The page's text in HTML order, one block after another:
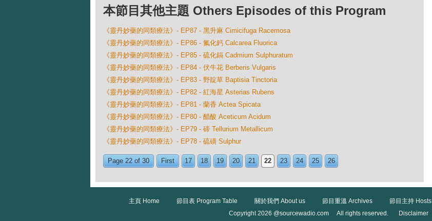
本節目其他主題 Others Episodes of this Program
《靈丹妙藥的同類療法》- EP87 - 黑升麻 Cimicifuga Racemosa
《靈丹妙藥的同類療法》- EP86 - 氟化鈣 Calcarea Fluorica
《靈丹妙藥的同類療法》- EP85 - 硫化鎘 Cadmium Sulphuratum
《靈丹妙藥的同類療法》- EP84 - 伏牛花 Berberis Vulgaris
《靈丹妙藥的同類療法》- EP83 - 野靛草 Baptisia Tinctoria
《靈丹妙藥的同類療法》- EP82 - 紅海星 Asterias Rubens
《靈丹妙藥的同類療法》- EP81 - 蘭香 Actea Spicata
《靈丹妙藥的同類療法》- EP80 - 醋酸 Aceticum Acidum
《靈丹妙藥的同類療法》- EP79 - 碲 Tellurium Metallicum
《靈丹妙藥的同類療法》- EP78 - 硫磺 Sulphur
Page 22 of 30 First 17 18 19 20 21 22 23 24 25 26
主頁 Home 節目表 Program Table 關於我們 About us 節目重溫 Archives 節目主持 Hosts
Copyright 2026 @sourcewadio.com All rights reserved.
Disclaimer